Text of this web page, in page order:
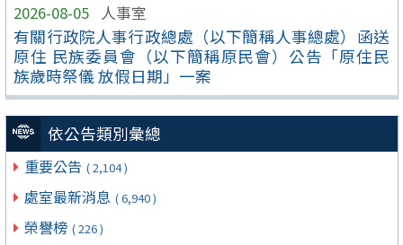
2026-08-05 人事室
有關行政院人事行政總處（以下簡稱人事總處）函送
原住 民族委員會（以下簡稱原民會）公告「原住民
族歲時祭儀 放假日期」一案
依公告類別彙總
重要公告 ( 2,104 )
處室最新消息 ( 6,940 )
榮譽榜 ( 226 )